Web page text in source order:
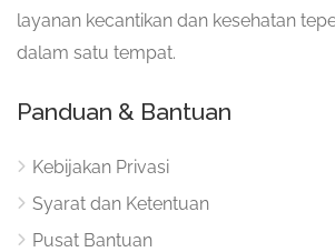
layanan kecantikan dan kesehatan
dalam satu tempat.
Panduan & Bantuan
Kebijakan Privasi
Syarat dan Ketentuan
Pusat Bantuan